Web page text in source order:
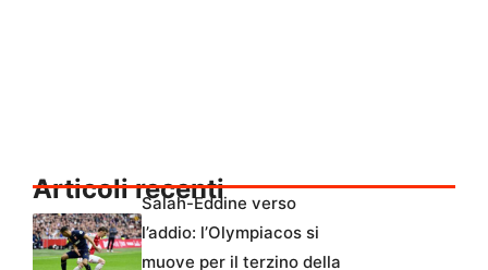
Articoli recenti
Salah-Eddine verso
l’addio: l’Olympiacos si
muove per il terzino della